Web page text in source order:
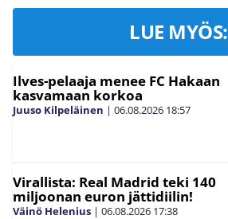
LUE MYÖS:
Ilves-pelaaja menee FC Hakaan
kasvamaan korkoa
Juuso Kilpeläinen | 06.08.2026 18:57
Virallista: Real Madrid teki 140
miljoonan euron jättidiilin!
Väinö Helenius | 06.08.2026 17:38